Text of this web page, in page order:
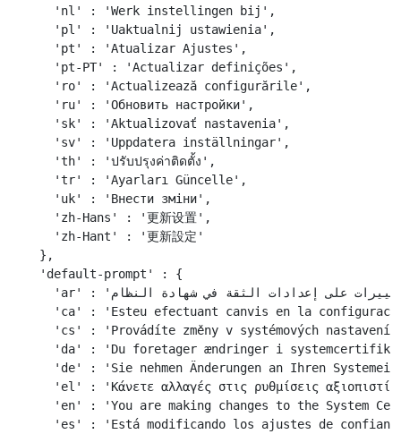
    'nl' : 'Werk instellingen bij',
    'pl' : 'Uaktualnij ustawienia',
    'pt' : 'Atualizar Ajustes',
    'pt-PT' : 'Actualizar definições',
    'ro' : 'Actualizează configurările',
    'ru' : 'Обновить настройки',
    'sk' : 'Aktualizovať nastavenia',
    'sv' : 'Uppdatera inställningar',
    'th' : 'ปรับปรุงค่าติดตั้ง',
    'tr' : 'Ayarları Güncelle',
    'uk' : 'Внести зміни',
    'zh-Hans' : '更新设置',
    'zh-Hant' : '更新設定'
  },
  'default-prompt' : {
    'ar' : 'أنت تقوم بإجراء تغييرات على إعدادات الثقة في شهادة النظام.',
'ca' : 'Esteu efectuant canvis en la
'cs' : 'Provádíte změny v systémových
'da' : 'Du foretager ændringer i
'de' : 'Sie nehmen Änderungen an Ihren
'el' : 'Κάνετε αλλαγές στις ρυθμίσεις
'en' : 'You are making changes to the System
'es' : 'Está modificando los ajustes de